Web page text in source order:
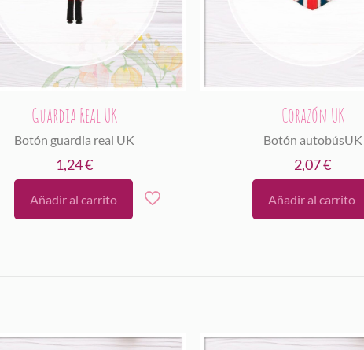
Guardia Real UK
Botón guardia real UK
1,24€
Añadir al carrito
Corazón UK
Botón autobúsUK
2,07€
Añadir al carrito